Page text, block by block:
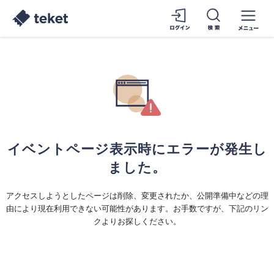
イベントページ表示時にエラーが発生し
ました。
アクセスしようとしたページは削除、変更されたか、公開準備中などの理
由により現在利用できない可能性があります。お手数ですが、下記のリン
クよりお探しください。